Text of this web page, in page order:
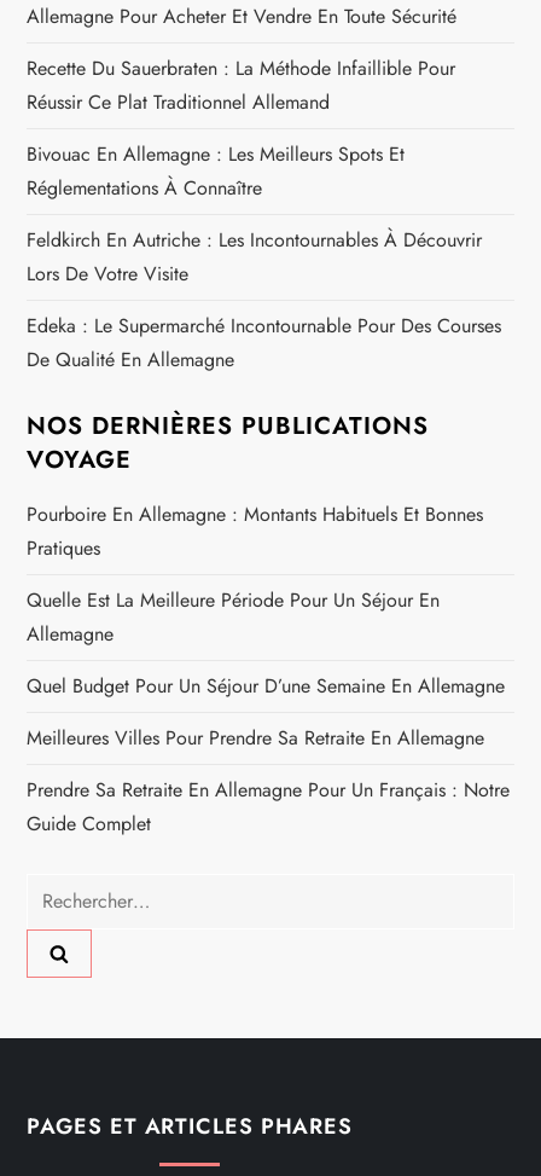
Allemagne Pour Acheter Et Vendre En Toute Sécurité
Recette Du Sauerbraten : La Méthode Infaillible Pour
Réussir Ce Plat Traditionnel Allemand
Bivouac En Allemagne : Les Meilleurs Spots Et
Réglementations À Connaître
Feldkirch En Autriche : Les Incontournables À Découvrir
Lors De Votre Visite
Edeka : Le Supermarché Incontournable Pour Des Courses
De Qualité En Allemagne
NOS DERNIÈRES PUBLICATIONS
VOYAGE
Pourboire En Allemagne : Montants Habituels Et Bonnes
Pratiques
Quelle Est La Meilleure Période Pour Un Séjour En
Allemagne
Quel Budget Pour Un Séjour D’une Semaine En Allemagne
Meilleures Villes Pour Prendre Sa Retraite En Allemagne
Prendre Sa Retraite En Allemagne Pour Un Français : Notre
Guide Complet
Rechercher :
PAGES ET ARTICLES PHARES